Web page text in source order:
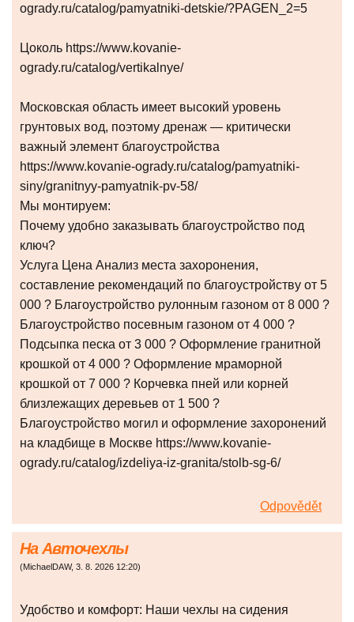
ogrady.ru/catalog/pamyatniki-detskie/?PAGEN_2=5
Цоколь https://www.kovanie-
ogrady.ru/catalog/vertikalnye/
Московская область имеет высокий уровень
грунтовых вод, поэтому дренаж — критически
важный элемент благоустройства
https://www.kovanie-ogrady.ru/catalog/pamyatniki-
siny/granitnyy-pamyatnik-pv-58/
Мы монтируем:
Почему удобно заказывать благоустройство под
ключ?
Услуга Цена Анализ места захоронения,
составление рекомендаций по благоустройству от 5
000 ? Благоустройство рулонным газоном от 8 000 ?
Благоустройство посевным газоном от 4 000 ?
Подсыпка песка от 3 000 ? Оформление гранитной
крошкой от 4 000 ? Оформление мраморной
крошкой от 7 000 ? Корчевка пней или корней
близлежащих деревьев от 1 500 ?
Благоустройство могил и оформление захоронений
на кладбище в Москве https://www.kovanie-
ogrady.ru/catalog/izdeliya-iz-granita/stolb-sg-6/
Odpovědět
На Авточехлы
(MichaelDAW, 3. 8. 2026 12:20)
Удобство и комфорт: Наши чехлы на сидения